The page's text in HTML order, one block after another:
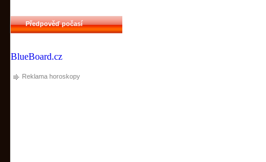
Předpověď počasí
BlueBoard.cz
Reklama horoskopy